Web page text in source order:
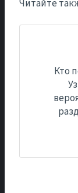
Читайте
Кто